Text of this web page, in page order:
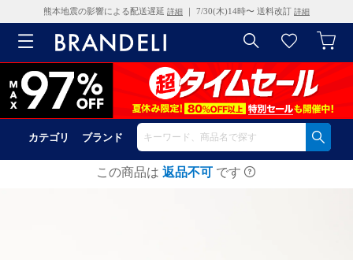
熊本地震の影響による配送遅延 詳細 ｜ 7/30(木)14時〜 送料改訂 詳細
カテゴリ ブランド
この商品は 返品不可 です